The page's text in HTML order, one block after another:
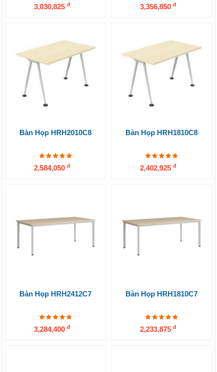
3,030,825 đ 3,356,850 đ
Bàn Họp HRH2010C8
2,584,050 đ
Bàn Họp HRH1810C8
2,402,925 đ
Bàn Họp HRH2412C7
3,284,400 đ
Bàn Họp HRH1810C7
2,233,875 đ